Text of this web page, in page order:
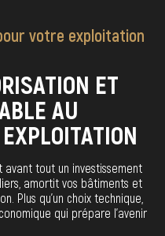
votre exploitation
ET
AU
tout un investissement
amortit vos bâtiments et
Plus qu’un choix technique,
qui prépare l’avenir